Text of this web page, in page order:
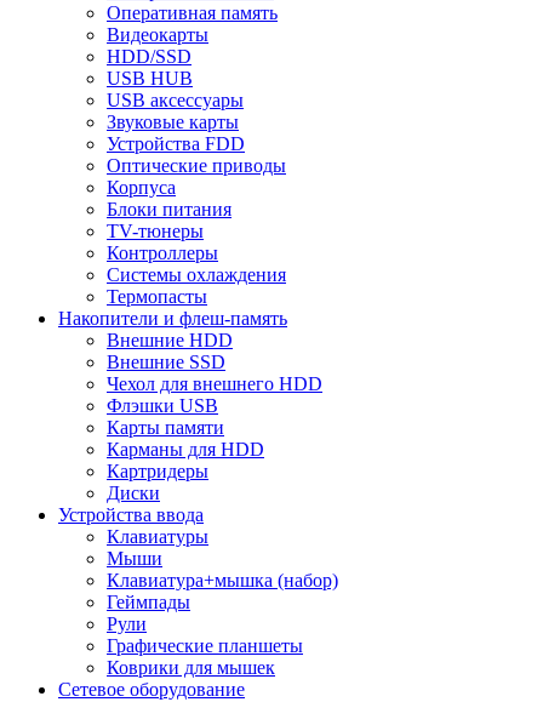
Оперативная память
Видеокарты
HDD/SSD
USB HUB
USB аксессуары
Звуковые карты
Устройства FDD
Оптические приводы
Корпуса
Блоки питания
TV-тюнеры
Контроллеры
Системы охлаждения
Термопасты
Накопители и флеш-память
Внешние HDD
Внешние SSD
Чехол для внешнего HDD
Флэшки USB
Карты памяти
Карманы для HDD
Картридеры
Диски
Устройства ввода
Клавиатуры
Мыши
Клавиатура+мышка (набор)
Геймпады
Рули
Графические планшеты
Коврики для мышек
Сетевое оборудование